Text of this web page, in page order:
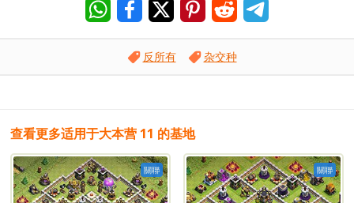
反所有 杂交种
查看更多适用于大本营 11 的基地
關聯 關聯